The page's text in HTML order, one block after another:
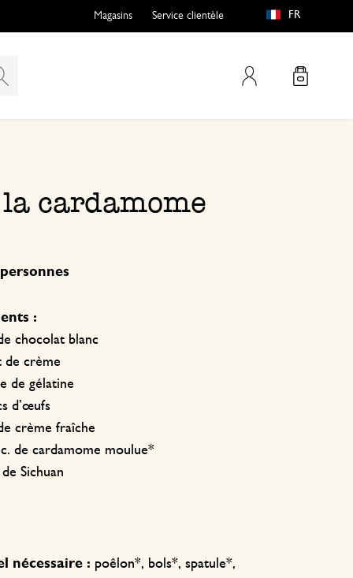
Mon compte
Magasins Service clientèle FR
cardamome
:
chocolat blanc
de crème
de gélatine
d’œufs
crème fraîche
de cardamome moulue*
Sichuan
nécessaire : poêlon*, bols*, spatule*,